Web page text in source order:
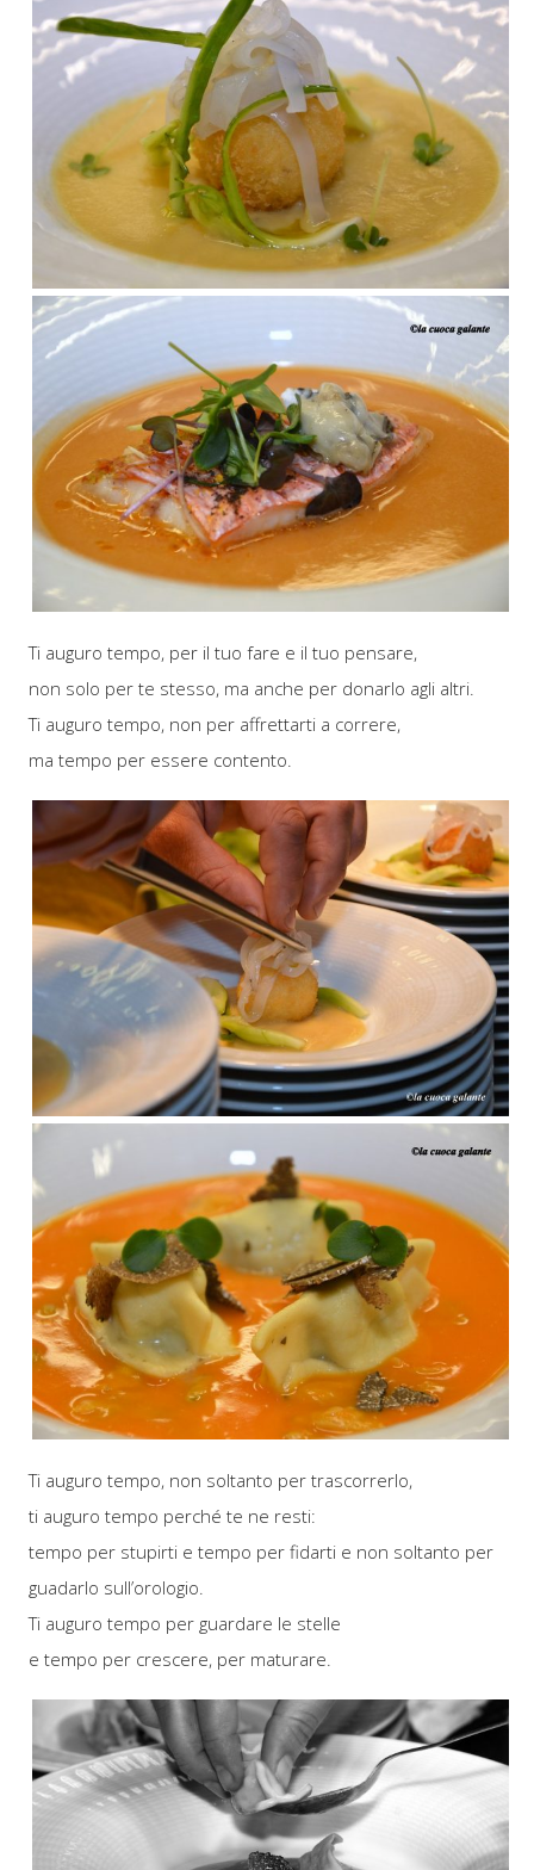
Ti auguro tempo, per il tuo fare e il tuo pensare,
non solo per te stesso, ma anche per donarlo agli altri.
Ti auguro tempo, non per affrettarti a correre,
ma tempo per essere contento.
Ti auguro tempo, non soltanto per trascorrerlo,
ti auguro tempo perché te ne resti:
tempo per stupirti e tempo per fidarti e non soltanto per
guadarlo sull’orologio.
Ti auguro tempo per guardare le stelle
e tempo per crescere, per maturare.